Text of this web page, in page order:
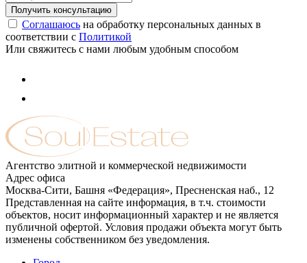
Соглашаюсь на обработку персональных данных в
соответствии с Политикой
Или свяжитесь с нами любым удобным способом
Агентство элитной и коммерческой недвижимости
Адрес офиса
Москва-Сити, Башня «Федерация», Пресненская наб., 12
Представленная на сайте информация, в т.ч. стоимости
объектов, носит информационный характер и не является
публичной офертой. Условия продажи объекта могут быть
изменены собственником без уведомления.